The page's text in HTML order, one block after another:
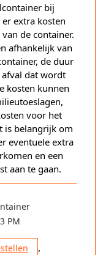
bij
extra kosten
de container.
afhankelijk van
de duur
dat wordt
kosten kunnen
voor het
is belangrijk om
eventuele extra
en een
aan te gaan.
PM
,